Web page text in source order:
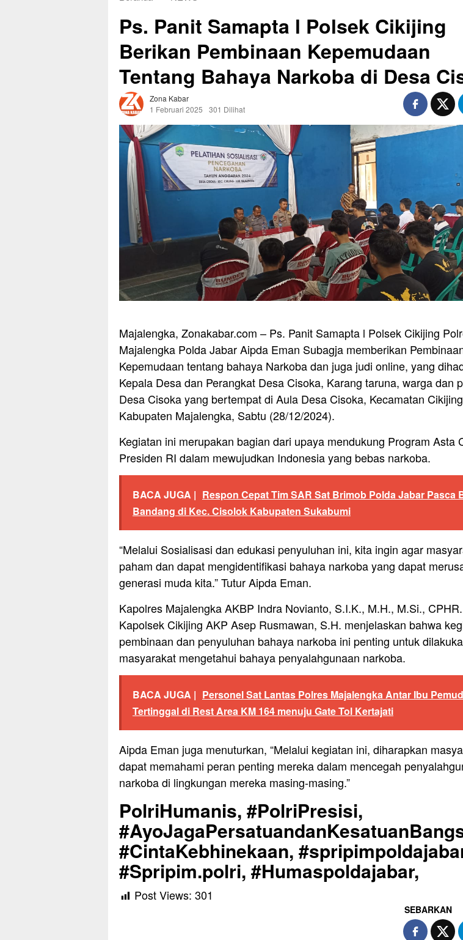
Ps. Panit Samapta l Polsek Cikijing
Berikan Pembinaan Kepemudaan
Tentang Bahaya Narkoba di Desa
Zona Kabar
1 Februari 2025
301 Dilihat
Majalengka, Zonakabar.com – Ps. Panit Samapta l Polsek Cikijing
Majalengka Polda Jabar Aipda Eman Subagja memberikan
Kepemudaan tentang bahaya Narkoba dan juga judi online, yang
Kepala Desa dan Perangkat Desa Cisoka, Karang taruna, warga dan
Desa Cisoka yang bertempat di Aula Desa Cisoka, Kecamatan
Kabupaten Majalengka, Sabtu (28/12/2024).
Kegiatan ini merupakan bagian dari upaya mendukung Program Asta
Presiden RI dalam mewujudkan Indonesia yang bebas narkoba.
BACA JUGA | Respon Cepat Tim SAR Sat Brimob Polda Jabar Pasca
Bandang di Kec. Cisolok Kabupaten Sukabumi
“Melalui Sosialisasi dan edukasi penyuluhan ini, kita ingin agar
paham dan dapat mengidentifikasi bahaya narkoba yang dapat
generasi muda kita.” Tutur Aipda Eman.
Kapolres Majalengka AKBP Indra Novianto, S.I.K., M.H., M.Si.,
Kapolsek Cikijing AKP Asep Rusmawan, S.H. menjelaskan bahwa
pembinaan dan penyuluhan bahaya narkoba ini penting untuk
masyarakat mengetahui bahaya penyalahgunaan narkoba.
BACA JUGA | Personel Sat Lantas Polres Majalengka Antar Ibu
Tertinggal di Rest Area KM 164 menuju Gate Tol Kertajati
Aipda Eman juga menuturkan, “Melalui kegiatan ini, diharapkan
dapat memahami peran penting mereka dalam mencegah
narkoba di lingkungan mereka masing-masing.”
PolriHumanis, #PolriPresisi,
#CintaKebhinekaan,
#Spripim.polri, #Humaspoldajabar,
Post Views: 301
SEBARKAN